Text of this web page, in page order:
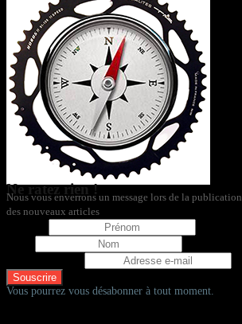
Ne ratez rien !
Nous vous enverrons un message lors de la publication
des nouveaux articles
Vous pourrez vous désabonner à tout moment.